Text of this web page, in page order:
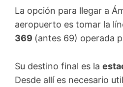
La opción para llegar a
aeropuerto es tomar la
369 (antes 69) operada
Su destino final es la
Desde allí es necesario